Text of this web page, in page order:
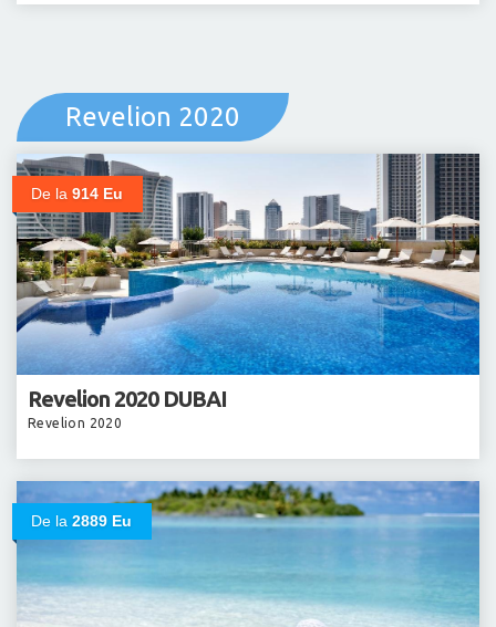
Revelion 2020
De la 914 Eu
Revelion 2020 DUBAI
Revelion 2020
De la 2889 Eu